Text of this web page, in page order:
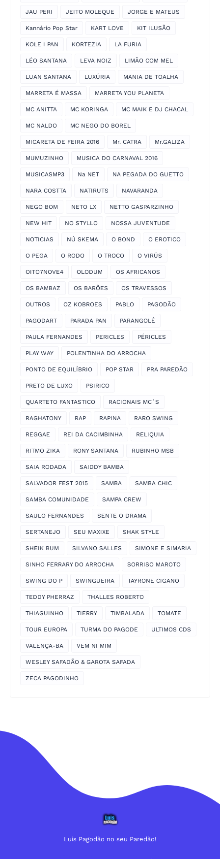
JAU PERI JEITO MOLEQUE JORGE E MATEUS
Kannário Pop Star KART LOVE KIT ILUSÃO
KOLE I PAN KORTEZIA LA FURIA
LÉO SANTANA LEVA NOIZ LIMÃO COM MEL
LUAN SANTANA LUXÚRIA MANIA DE TOALHA
MARRETA É MASSA MARRETA YOU PLANETA
MC ANITTA MC KORINGA MC MAIK E DJ CHACAL
MC NALDO MC NEGO DO BOREL
MICARETA DE FEIRA 2016 Mr. CATRA Mr.GALIZA
MUMUZINHO MUSICA DO CARNAVAL 2016
MUSICASMP3 Na NET NA PEGADA DO GUETTO
NARA COSTTA NATIRUTS NAVARANDA
NEGO BOM NETO LX NETTO GASPARZINHO
NEW HIT NO STYLLO NOSSA JUVENTUDE
NOTICIAS NÚ SKEMA O BOND O EROTICO
O PEGA O RODO O TROCO O VIRÚS
OITO7NOVE4 OLODUM OS AFRICANOS
OS BAMBAZ OS BARÕES OS TRAVESSOS
OUTROS OZ KOBROES PABLO PAGODÃO
PAGODART PARADA PAN PARANGOLÉ
PAULA FERNANDES PERICLES PÉRICLES
PLAY WAY POLENTINHA DO ARROCHA
PONTO DE EQUILÍBRIO POP STAR PRA PAREDÃO
PRETO DE LUXO PSIRICO
QUARTETO FANTASTICO RACIONAIS MC´S
RAGHATONY RAP RAPINA RARO SWING
REGGAE REI DA CACIMBINHA RELIQUIA
RITMO ZIKA RONY SANTANA RUBINHO MSB
SAIA RODADA SAIDDY BAMBA
SALVADOR FEST 2015 SAMBA SAMBA CHIC
SAMBA COMUNIDADE SAMPA CREW
SAULO FERNANDES SENTE O DRAMA
SERTANEJO SEU MAXIXE SHAK STYLE
SHEIK BUM SILVANO SALLES SIMONE E SIMARIA
SINHO FERRARY DO ARROCHA SORRISO MAROTO
SWING DO P SWINGUEIRA TAYRONE CIGANO
TEDDY PHERRAZ THALLES ROBERTO
THIAGUINHO TIERRY TIMBALADA TOMATE
TOUR EUROPA TURMA DO PAGODE ULTIMOS CDS
VALENÇA-BA VEM NI MIM
WESLEY SAFADÃO & GAROTA SAFADA
ZECA PAGODINHO
Luis Pagodão no seu Paredão!